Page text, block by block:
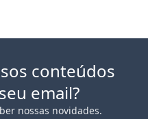
conteúdos
email?
nossas novidades.